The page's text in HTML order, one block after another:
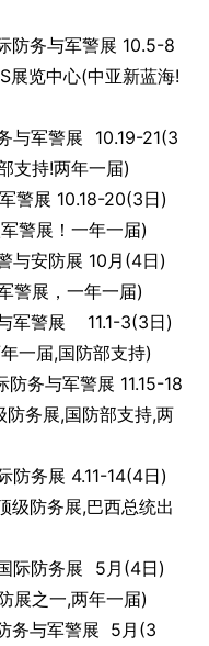
防务与军警展 10.5-8
览中心(中亚新蓝海!
与军警展
10.19-21(3
支持!两年一届)
警展 10.18-20(3日)
警展！一年一届)
与安防展 10月(4日)
警展，一年一届)
军警展 11.1-3(3日)
一届,国防部支持)
务与军警展 11.15-18
务展,国防部支持,两
防务展 4.11-14(4日)
防务展,巴西总统出
际防务展
5月(4日)
展之一,两年一届)
务与军警展 5月(3